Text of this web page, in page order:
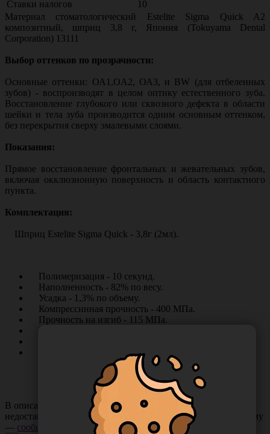
Ставки налогов
10
Материал стоматологический Estelite Sigma Quick A2
композитный, шприц 3,8 г, Япония (Tokuyama Dental
Corporation) 13111
Выбор оттенков по прозрачности:
Основные оттенки: ОА1,OA2, ОА3, и BW (для отбеленных
зубов) - воспроизводят в целом оптику естественного зуба.
Восстановление глубокого или сквозного дефекта в области
шейки и тела зуба производится одним основным оттенком,
без перекрытия сверху эмалевыми слоями.
Показания:
Прямое восстановление фронтальных и жевательных зубов,
включая окклюзионную поверхность и область контактного
пункта.
Комплектация:
Шприц Estelite Sigma Quick - 3,8г (2мл).
Полимеризация - 10 секунд.
Наполненность - 82% по весу.
Усадка - 1,3% по объему.
Компрессинная прочность - 400 МПа.
Прочность на изгиб - 115 МПа.
Толщина слоя - не более 2мм.
В описании товара могут иметь место неточности или
недостающая информация. Если вы заметили такую проблему
— сообщите нам